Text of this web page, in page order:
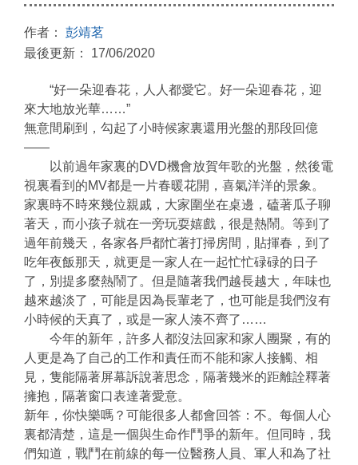
作者： 彭靖茗
最後更新： 17/06/2020
“好一朵迎春花，人人都愛它。好一朵迎春花，迎
來大地放光華……”
無意間刷到，勾起了小時候家裏還用光盤的那段回億
——
以前過年家裏的DVD機會放賀年歌的光盤，然後電
視裏看到的MV都是一片春暖花開，喜氣洋洋的景象。
家裏時不時來幾位親戚，大家圍坐在桌邊，磕著瓜子聊
著天，而小孩子就在一旁玩耍嬉戲，很是熱鬧。等到了
過年前幾天，各家各戶都忙著打掃房間，貼揮春，到了
吃年夜飯那天，就更是一家人在一起忙忙碌碌的日子
了，別提多麼熱鬧了。但是隨著我們越長越大，年味也
越來越淡了，可能是因為長輩老了，也可能是我們沒有
小時候的天真了，或是一家人湊不齊了……
今年的新年，許多人都沒法回家和家人團聚，有的
人更是為了自己的工作和責任而不能和家人接觸、相
見，隻能隔著屏幕訴說著思念，隔著幾米的距離詮釋著
擁抱，隔著窗口表達著愛意。
新年，你快樂嗎？可能很多人都會回答：不。每個人心
裏都清楚，這是一個與生命作鬥爭的新年。但同時，我
們知道，戰鬥在前線的每一位醫務人員、軍人和為了社